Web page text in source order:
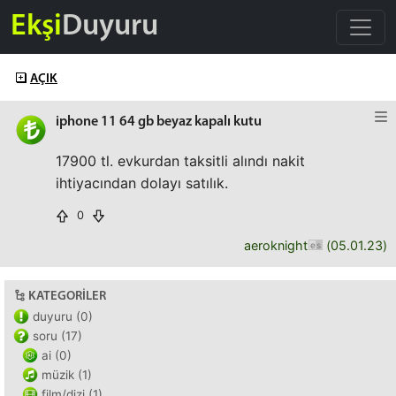
EkşiDuyuru
AÇIK
iphone 11 64 gb beyaz kapalı kutu
17900 tl. evkurdan taksitli alındı nakit
ihtiyacından dolayı satılık.
0
aeroknight (05.01.23)
KATEGORILER
duyuru (0)
soru (17)
ai (0)
müzik (1)